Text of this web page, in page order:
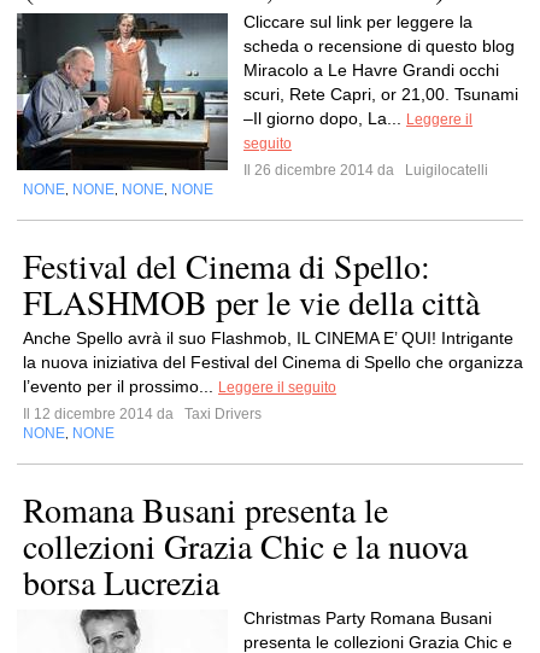
Cliccare sul link per leggere la
scheda o recensione di questo blog
Miracolo a Le Havre Grandi occhi
scuri, Rete Capri, or 21,00. Tsunami
–Il giorno dopo, La...
Leggere il
seguito
Il 26 dicembre 2014 da
Luigilocatelli
NONE NONE NONE NONE
Festival del Cinema di Spello:
FLASHMOB per le vie della città
Anche Spello avrà il suo Flashmob, IL CINEMA E’ QUI! Intrigante
la nuova iniziativa del Festival del Cinema di Spello che organizza
l’evento per il prossimo...
Leggere il seguito
Il 12 dicembre 2014 da
Taxi Drivers
NONE NONE
Romana Busani presenta le
collezioni Grazia Chic e la nuova
borsa Lucrezia
Christmas Party Romana Busani
presenta le collezioni Grazia Chic e